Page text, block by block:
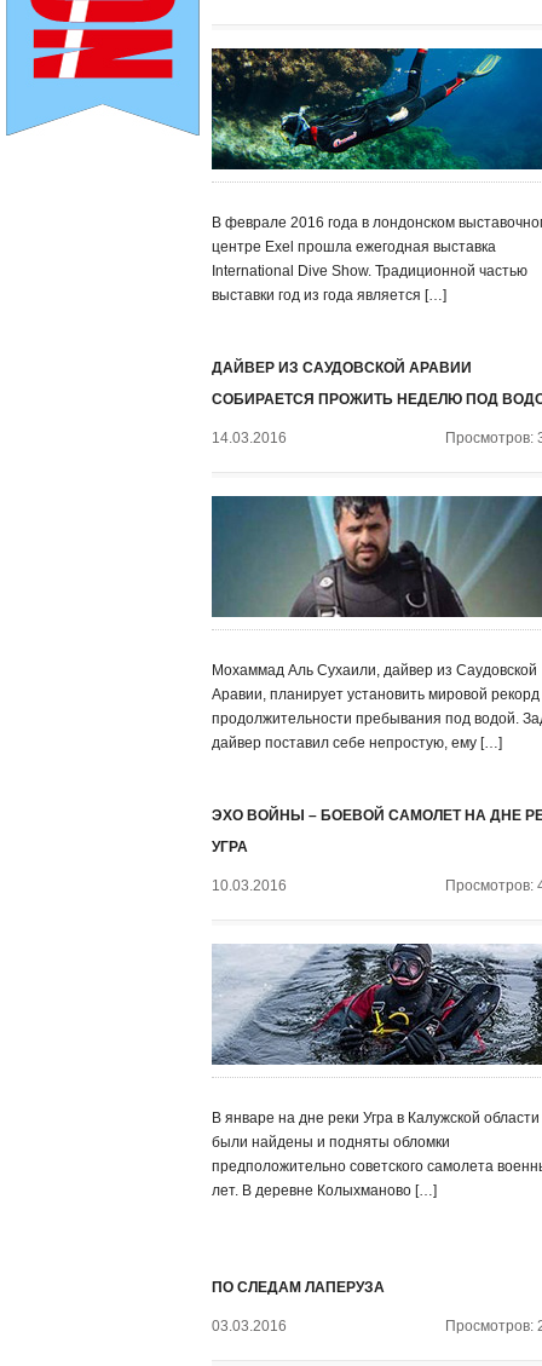
В феврале 2016 года в лондонском
центре Exel прошла ежегодная выставка
International Dive Show. Традиционной частью
выставки год из года является […]
ДАЙВЕР ИЗ САУДОВСКОЙ АРАВИИ
СОБИРАЕТСЯ ПРОЖИТЬ НЕДЕЛЮ ПОД
14.03.2016 Просмотров:
Мохаммад Аль Сухаили, дайвер из Саудовской
Аравии, планирует установить мировой
продолжительности пребывания под водой.
дайвер поставил себе непростую, ему […]
ЭХО ВОЙНЫ – БОЕВОЙ САМОЛЕТ НА ДНЕ
УГРА
10.03.2016 Просмотров:
В январе на дне реки Угра в Калужской области
были найдены и подняты обломки
предположительно советского самолета
лет. В деревне Колыхманово […]
ПО СЛЕДАМ ЛАПЕРУЗА
03.03.2016 Просмотров: